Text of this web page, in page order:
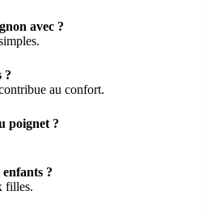
avec ?
?
au confort.
poignet ?
?
filles.